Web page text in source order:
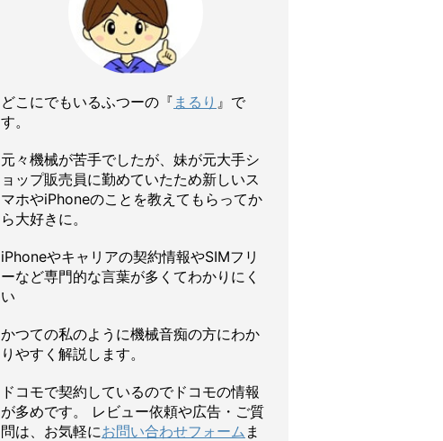
どこにでもいるふつーの『 まるり 』で
す。
元々機械が苦手でしたが、妹が元大手シ
ョップ販売員に勤めていたため新しいス
マホやiPhoneのことを教えてもらってか
ら大好きに。
iPhoneやキャリアの契約情報やSIMフリ
ーなど専門的な言葉が多くてわかりにく
い
かつての私のように機械音痴の方にわか
りやすく解説します。
ドコモで契約しているのでドコモの情報
が多めです。 レビュー依頼や広告・ご質
問は、お気軽にお問い合わせフォーム ま